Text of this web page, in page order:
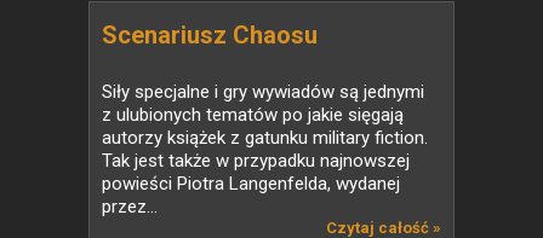
Scenariusz Chaosu
Siły specjalne i gry wywiadów są jednymi
z ulubionych tematów po jakie sięgają
autorzy książek z gatunku military fiction.
Tak jest także w przypadku najnowszej
powieści Piotra Langenfelda, wydanej
przez...
Czytaj całość »